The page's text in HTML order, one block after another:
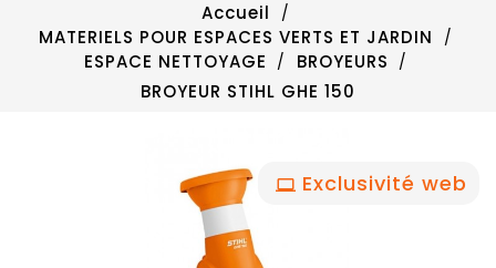
Accueil
MATERIELS POUR ESPACES VERTS ET JARDIN
ESPACE NETTOYAGE
BROYEURS
BROYEUR STIHL GHE 150
Exclusivité web